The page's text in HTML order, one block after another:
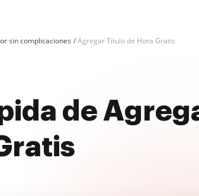
sin complicaciones Agregar Título de Hora Gratis
de